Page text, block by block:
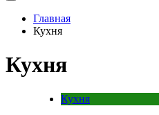
Главная
Кухня
Кухня
Кухня